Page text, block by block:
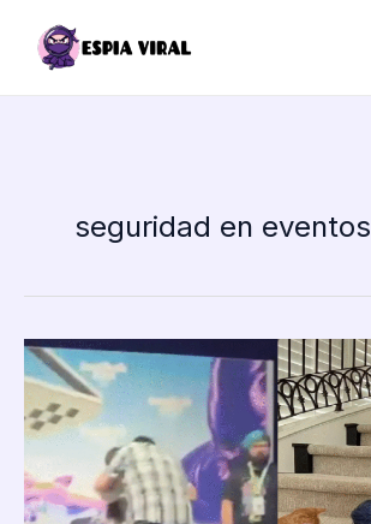
contenido
seguridad en eventos